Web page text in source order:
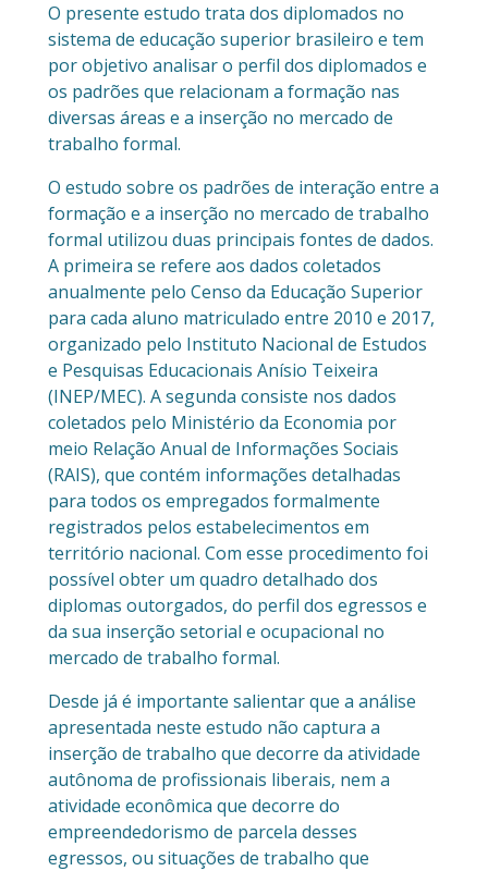
O presente estudo trata dos diplomados no
sistema de educação superior brasileiro e tem
por objetivo analisar o perfil dos diplomados e
os padrões que relacionam a formação nas
diversas áreas e a inserção no mercado de
trabalho formal.
O estudo sobre os padrões de interação entre a
formação e a inserção no mercado de trabalho
formal utilizou duas principais fontes de dados.
A primeira se refere aos dados coletados
anualmente pelo Censo da Educação Superior
para cada aluno matriculado entre 2010 e 2017,
organizado pelo Instituto Nacional de Estudos
e Pesquisas Educacionais Anísio Teixeira
(INEP/MEC). A segunda consiste nos dados
coletados pelo Ministério da Economia por
meio Relação Anual de Informações Sociais
(RAIS), que contém informações detalhadas
para todos os empregados formalmente
registrados pelos estabelecimentos em
território nacional. Com esse procedimento foi
possível obter um quadro detalhado dos
diplomas outorgados, do perfil dos egressos e
da sua inserção setorial e ocupacional no
mercado de trabalho formal.
Desde já é importante salientar que a análise
apresentada neste estudo não captura a
inserção de trabalho que decorre da atividade
autônoma de profissionais liberais, nem a
atividade econômica que decorre do
empreendedorismo de parcela desses
egressos, ou situações de trabalho que